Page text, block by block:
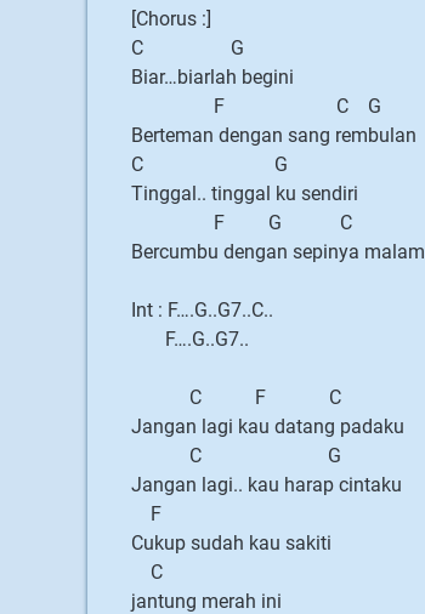
[Chorus :]
C G
Biar…biarlah begini
F C G
Berteman dengan sang rembulan
C G
Tinggal.. tinggal ku sendiri
F G C
Bercumbu dengan sepinya malam
Int : F….G..G7..C..
F….G..G7..
C F C
Jangan lagi kau datang padaku
C G
Jangan lagi.. kau harap cintaku
F
Cukup sudah kau sakiti
C
jantung merah ini